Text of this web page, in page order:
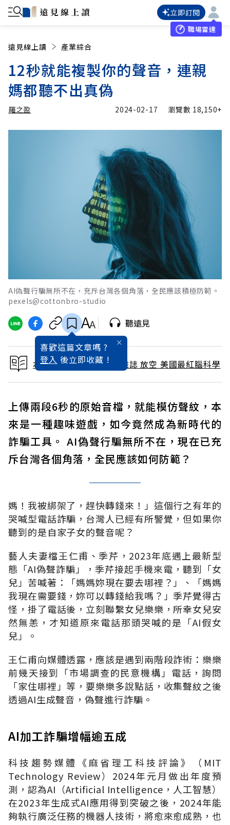
立即訂閱
職場雷達
遠見線上讀 產業綜合
12秒就能複製你的聲音，連親
媽都聽不出真偽
羅之盈 2024-02-17 瀏覽數 18,150+
AI偽聲行騙無所不在，充斥台灣各個角落，全民應該積極防範。
pexels@cottonbro-studio
喜歡這篇文章嗎 ?
登入 後立即收藏 !
聽遠見
本文出自 2024 / 2月號雜誌 放空 美國最紅腦科學
上傳兩段6秒的原始音檔，就能模仿聲紋，本
來是一種趣味遊戲，如今竟然成為新時代的
詐騙工具。 AI偽聲行騙無所不在，現在已充
斥台灣各個角落，全民應該如何防範？
媽！我被綁架了，趕快轉錢來！」這個行之有年的
哭喊型電話詐騙，台灣人已經有所警覺，但如果你
聽到的是自家子女的聲音呢？
藝人夫妻檔王仁甫、季芹， 2023年底遇上最新型
態「AI偽聲詐騙」，季芹接起手機來電，聽到「女
兒」苦喊著：「媽媽妳現在要去哪裡？」、「媽媽
我現在需要錢，妳可以轉錢給我嗎？」季芹覺得古
怪，掛了電話後，立刻聯繫女兒樂樂，所幸女兒安
然無恙，才知道原來電話那頭哭喊的是「AI假女
兒」。
王仁甫向媒體透露，應該是遇到兩階段詐術：樂樂
前幾天接到「市場調查的民意機構」電話，詢問
「家住哪裡」等，要樂樂多說點話，收集聲紋之後
透過AI生成聲音，偽聲進行詐騙。
AI加工詐騙增幅逾五成
科技趨勢媒體《麻省理工科技評論》（ MIT
Technology Review） 2024年元月做出年度預
測，認為AI （Artificial Intelligence ，人工智慧）
在2023年生成式AI應用得到突破之後， 2024年能
夠執行廣泛任務的機器人技術，將愈來愈成熟，也